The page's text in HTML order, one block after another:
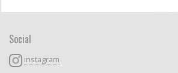
Social
instagram